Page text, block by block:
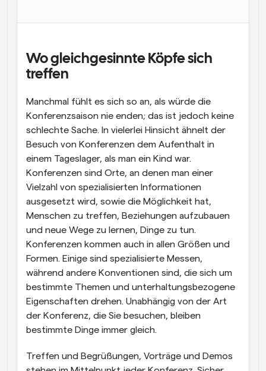
Blog
Bleiben Sie auf dem Laufenden über die neuesten
Nachrichten und Updates.
Sofortige Besprechungen
Treffen Sie sich in wenigen Minuten mit Kunden
Dynamische Gruppenlinks
Nahtlos Meetings mit mehreren Personen buchen
Webhooks
Erhalten Sie eine Benachrichtigung, wenn etwas
passiert
Wo gleichgesinnte Köpfe sich
treffen
Manchmal fühlt es sich so an, als würde die
Konferenzsaison nie enden; das ist jedoch keine
schlechte Sache. In vielerlei Hinsicht ähnelt der
Besuch von Konferenzen dem Aufenthalt in
einem Tageslager, als man ein Kind war.
Konferenzen sind Orte, an denen man einer
Vielzahl von spezialisierten Informationen
ausgesetzt wird, sowie die Möglichkeit hat,
Menschen zu treffen, Beziehungen aufzubauen
und neue Wege zu lernen, Dinge zu tun.
Konferenzen kommen auch in allen Größen und
Formen. Einige sind spezialisierte Messen,
während andere Konventionen sind, die sich um
bestimmte Themen und unterhaltungsbezogene
Eigenschaften drehen. Unabhängig von der Art
der Konferenz, die Sie besuchen, bleiben
bestimmte Dinge immer gleich.
Treffen und Begrüßungen, Vorträge und Demos